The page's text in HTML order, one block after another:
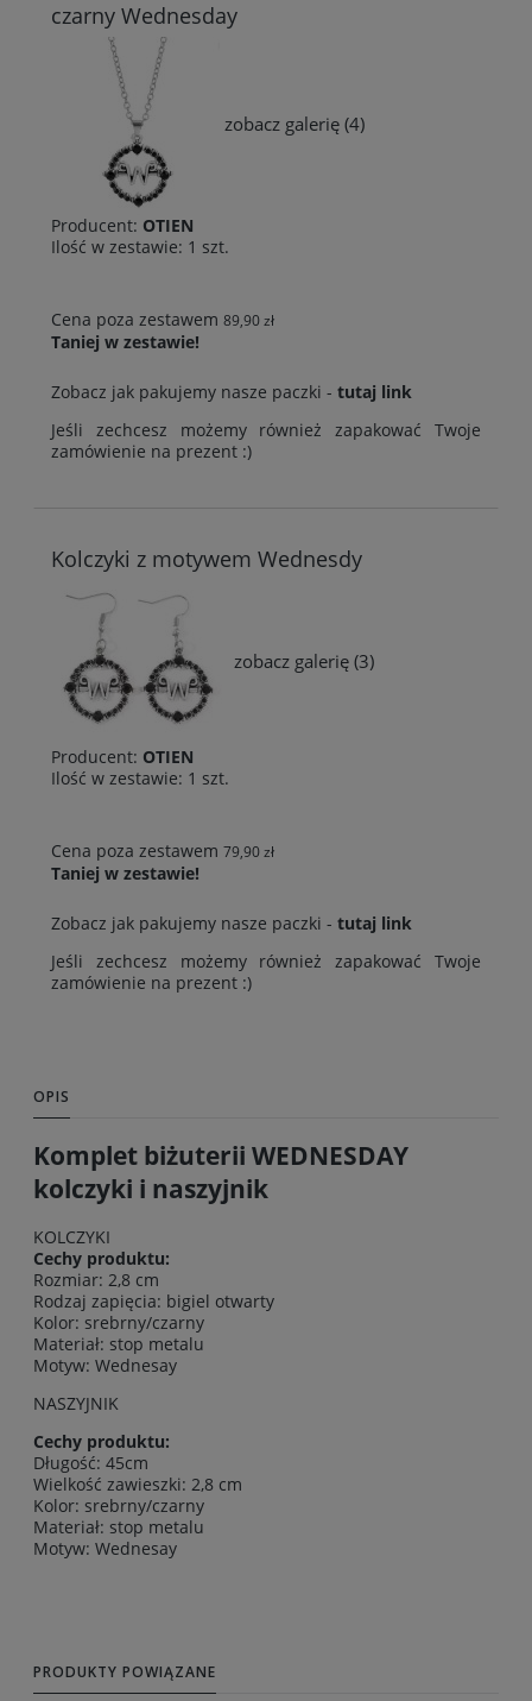
czarny Wednesday
zobacz galerię (4)
Producent: OTIEN
Ilość w zestawie: 1 szt.
Cena poza zestawem 89,90 zł
Taniej w zestawie!
Zobacz jak pakujemy nasze paczki - tutaj link
Jeśli zechcesz możemy również zapakować Twoje
zamówienie na prezent :)
Kolczyki z motywem Wednesdy
zobacz galerię (3)
Producent: OTIEN
Ilość w zestawie: 1 szt.
Cena poza zestawem 79,90 zł
Taniej w zestawie!
Zobacz jak pakujemy nasze paczki - tutaj link
Jeśli zechcesz możemy również zapakować Twoje
zamówienie na prezent :)
OPIS
Komplet biżuterii WEDNESDAY
kolczyki i naszyjnik
KOLCZYKI
Cechy produktu:
Rozmiar: 2,8 cm
Rodzaj zapięcia: bigiel otwarty
Kolor: srebrny/czarny
Materiał: stop metalu
Motyw: Wednesay
NASZYJNIK
Cechy produktu:
Długość: 45cm
Wielkość zawieszki: 2,8 cm
Kolor: srebrny/czarny
Materiał: stop metalu
Motyw: Wednesay
PRODUKTY POWIĄZANE